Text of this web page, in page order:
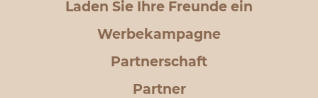
Laden Sie Ihre Freunde ein
Werbekampagne
Partnerschaft
Partner